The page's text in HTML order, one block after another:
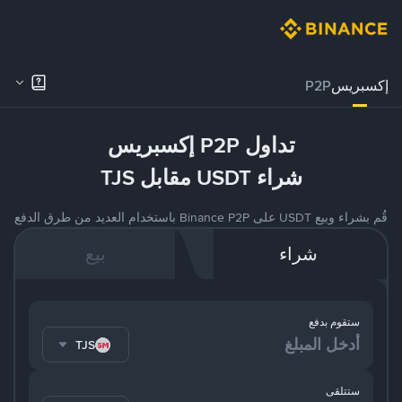
إكسبريسP2P
تداول P2P إكسبريس
شراء USDT مقابل TJS
قُم بشراء وبيع USDT على Binance P2P باستخدام العديد من طرق الدفع
شراء بيع
ستقوم بدفع
TJS
ستتلقى